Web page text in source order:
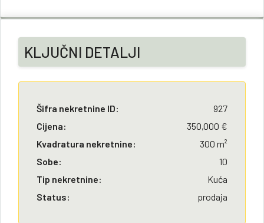
KLJUČNI DETALJI
Šifra nekretnine ID:
927
Cijena:
350,000 €
Kvadratura nekretnine:
300 m²
Sobe:
10
Tip nekretnine:
Kuća
Status:
prodaja